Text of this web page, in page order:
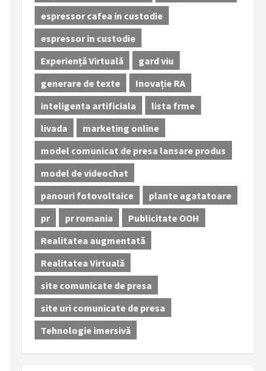
espressor cafea in custodie
espressor in custodie
Experiență Virtuală
gard viu
generare de texte
Inovație RA
inteligenta artificiala
lista frme
livada
marketing online
model comunicat de presa lansare produs
model de videochat
panouri fotovoltaice
plante agatatoare
pr
pr romania
Publicitate OOH
Realitatea augmentată
Realitatea Virtuală
site comunicate de presa
site uri comunicate de presa
Tehnologie imersivă